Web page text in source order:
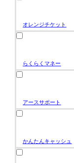
オレンジチケット
らくらくマネー
アースサポート
かんたんキャッシュ